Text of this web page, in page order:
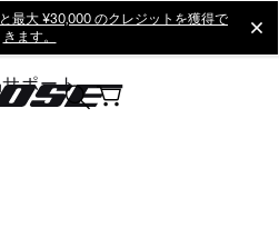
最大 ¥30,000 のクレジットを獲得で
きます。
ポート